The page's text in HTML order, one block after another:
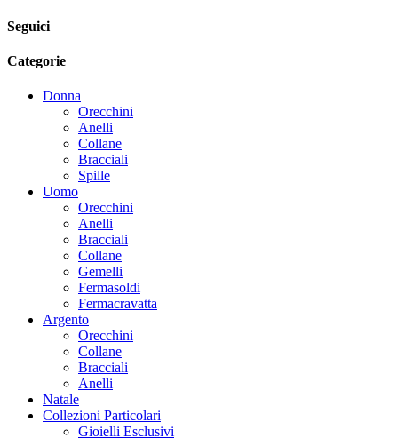
Seguici
Categorie
Donna
Orecchini
Anelli
Collane
Bracciali
Spille
Uomo
Orecchini
Anelli
Bracciali
Collane
Gemelli
Fermasoldi
Fermacravatta
Argento
Orecchini
Collane
Bracciali
Anelli
Natale
Collezioni Particolari
Gioielli Esclusivi